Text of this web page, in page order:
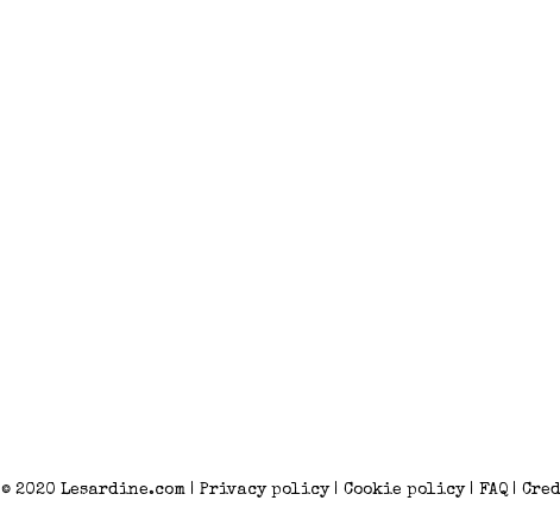
© 2020 Lesardine.com| Privacy policy| Cookie policy| FAQ|